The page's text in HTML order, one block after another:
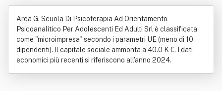
Area G. Scuola Di Psicoterapia Ad Orientamento
Psicoanalitico Per Adolescenti Ed Adulti Srl è classificata
come "microimpresa" secondo i parametri UE (meno di 10
dipendenti). Il capitale sociale ammonta a 40.0 K €. I dati
economici più recenti si riferiscono all'anno 2024.